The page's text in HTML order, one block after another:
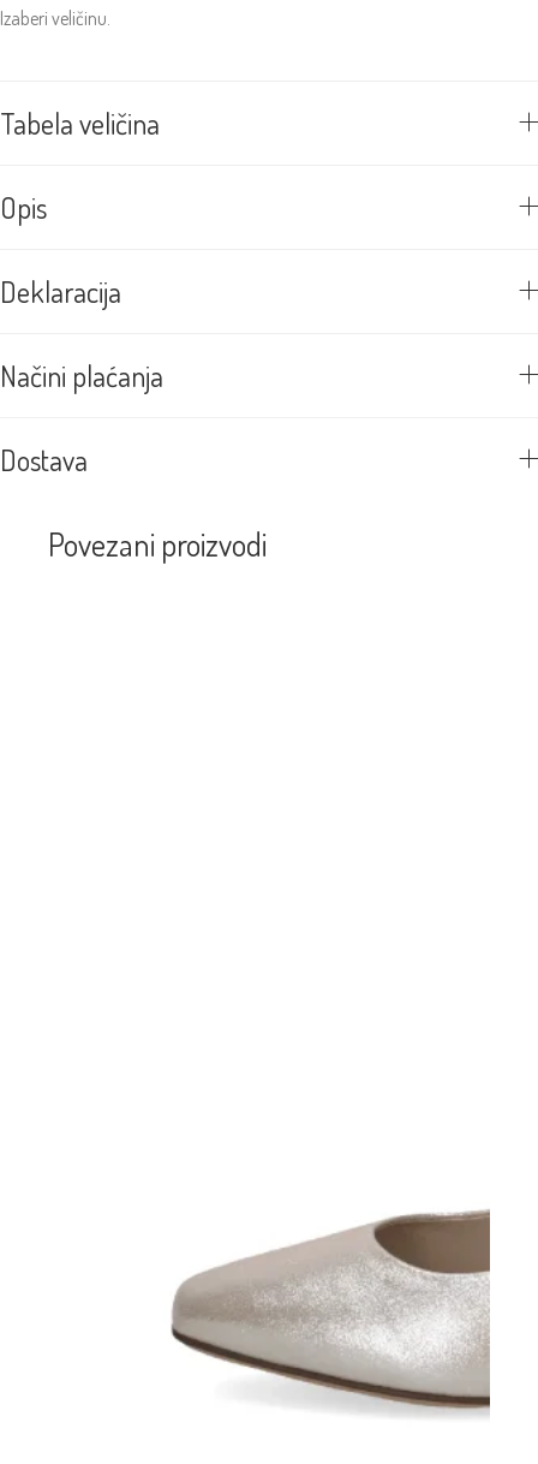
Izaberi veličinu.
Tabela veličina
Opis
Deklaracija
Načini plaćanja
Dostava
Povezani proizvodi